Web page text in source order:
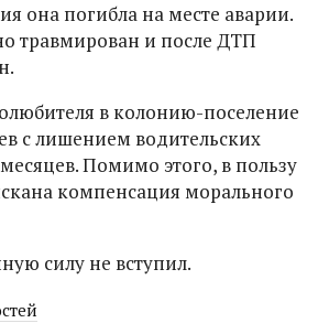
она погибла на месте аварии.
травмирован и после ДТП
в колонию-поселение
с лишением водительских
Помимо этого, в пользу
компенсация морального
силу не вступил.